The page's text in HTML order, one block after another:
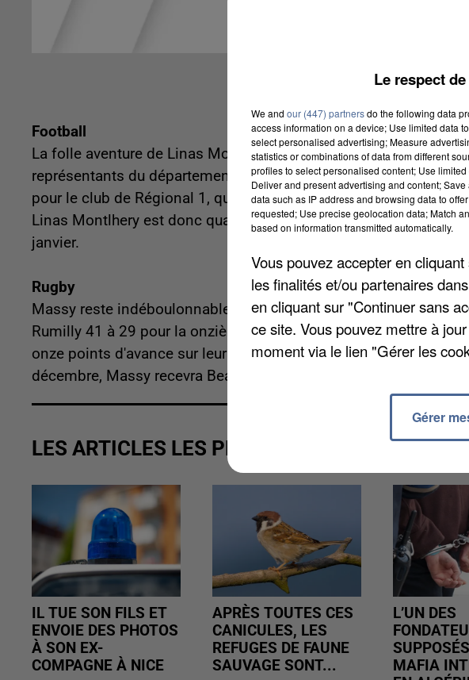
Football
La folle aventure de Linas Montlhery continue en Coupe de
représentants du département, ont battu Evreux sur le score de
pour le club de Régional 1, qui affrontait une équipe supposée
Linas Montlhery est donc qualifié pour les 32es de finale de la
janvier.
Rugby
Massy reste indéboulonnable. Les Essonniens ont enregistré
Rumilly 41 à 29 pour la onzième journée de Fédérale 1. Ils
onze points d'avance sur leur poursuivant direct, Dijon. Pour la
décembre, Massy recevra Beaune, cinquième, à 15h.
LES ARTICLES LES PLUS VUS
IL TUE SON FILS ET
ENVOIE DES PHOTOS
À SON EX-
COMPAGNE À NICE
APRÈS TOUTES CES
CANICULES, LES
REFUGES DE FAUNE
SAUVAGE SONT...
L’UN DES
MAFIA
Le respect
We and our (447) partnersdo the following data
access information on a device; Use limited data
select personalised advertising; Measure
statistics or combinations of data from different
profiles to select personalised content; Use
Deliver and present advertising and content;
data such as IP address and browsing data to
requested; Use precise geolocation data; Match
based on information transmitted automatically.
Vous pouvez accepter en
les finalités et/ou partenaires
en cliquant sur "Continuer sans
ce site. Vous pouvez mettre à
moment via le lien "Gérer les
Gérer